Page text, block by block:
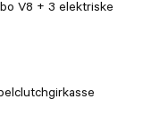
V8 + 3 elektriske